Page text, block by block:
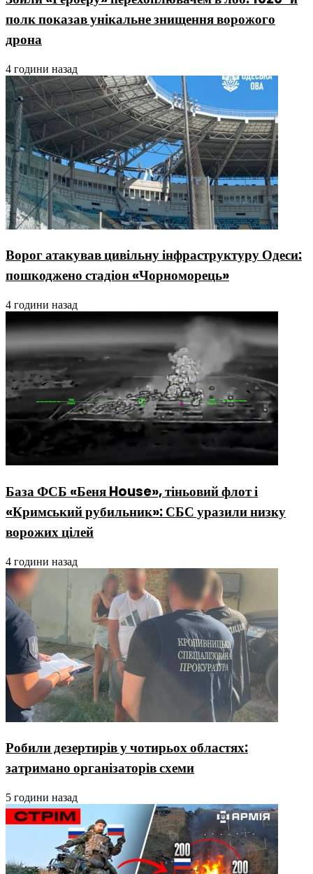
полк показав унікальне знищення ворожого
дрона
4 години назад
Ворог атакував цивільну інфраструктуру Одеси:
пошкоджено стадіон «Чорноморець»
4 години назад
База ФСБ «Беня House», тіньовий флот і
«Кримський рубильник»: СБС уразили низку
ворожих цілей
4 години назад
Робили дезертирів у чотирьох областях:
затримано організаторів схеми
5 години назад